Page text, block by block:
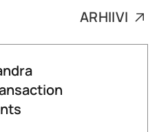
ARHIIVI